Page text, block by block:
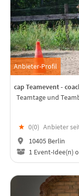
Anbieter-Profil
cap Teamevent -
Teamtage und
★ 0(0) Anbieter
10405 Berlin
1 Event-Idee(n)